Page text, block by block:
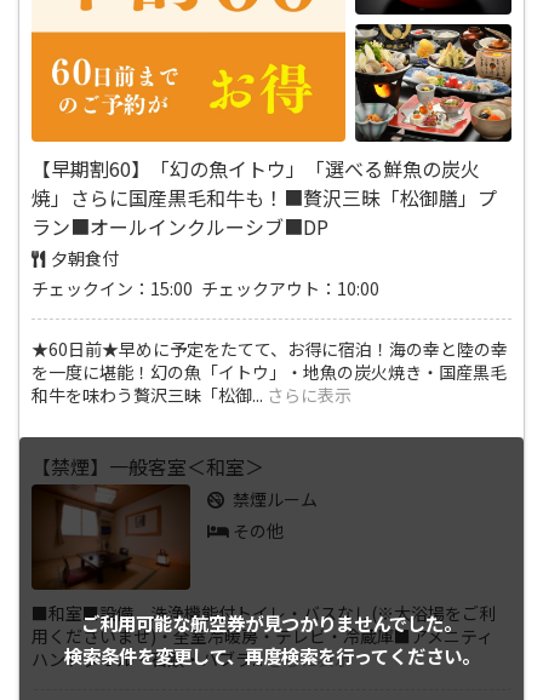
【早期割60】「幻の魚イトウ」「選べる鮮魚の炭火
焼」さらに国産黒毛和牛も！■贅沢三昧「松御膳」プ
ラン■オールインクルーシブ■DP
夕朝食付
チェックイン：15:00 チェックアウト：10:00
★60日前★早めに予定をたてて、お得に宿泊！海の幸と陸の幸
を一度に堪能！幻の魚「イトウ」・地魚の炭火焼き・国産黒毛
和牛を味わう贅沢三昧「松御... さらに表示
ご利用可能な航空券が見つかりませんでした。
検索条件を変更して、再度検索を行ってください。
【禁煙】一般客室＜和室＞
禁煙ルーム
その他
■和室■設備 洗浄機能付トイレ・バスなし(※大浴場をご利
用くださいませ)・全室冷暖房・テレビ・冷蔵庫■アメニティ
ハンドタオル・石鹸・ハブラ...さらに表示